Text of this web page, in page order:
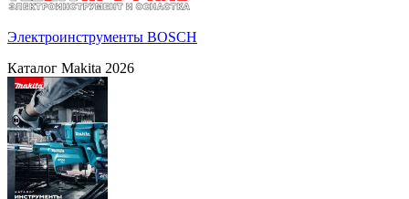
Электроинструменты BOSCH
Каталог Makita 2026